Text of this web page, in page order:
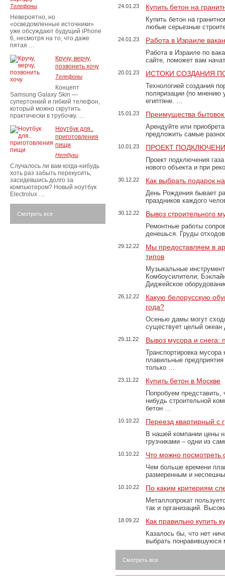
24.01.23 Купить бетон на
Купить бетон на
любые серьезные
24.01.23 Работа в Израиле
Работа в Израиле по
сайте, поможет вам
20.01.23 ИСТОКИ СОЗДАНИЯ
Технологией создания
поляризации (по
египтяне. …
15.01.23 Преимущества
Арендуйте или
предложить самые
10.01.23 ПРОЕКТ
Проект подключения
нового объекта и при
30.12.22 Как выбрать подарок
День Рождения бывает
праздников каждого
30.12.22 Вывоз строительного
Ремонтные работы
денешься. Груды
29.12.22
Мы предоставляем в
типов
Музыкальные
Комбоусилители;
Диджейское
26.12.22
Какую белорусскую
года?
Осенью дамы могут
существует целый
29.11.22 Вывоз мусора и
Транспортировка
плавильные
только …
23.11.22 Купить бетон в Москве
Попробуем представить,
нибудь строительной
бетон …
10.10.22 Переезд квартирный с
В нашей компании цены
грузчиками – одни из
10.10.22 Что можно посмотреть
Чем больше времени
размеренным и
10.10.22 По каким критериям
Металлопрокат
так и организаций.
18.09.22 Как правильно купить
Казалось бы, что нет
выбрать
Смотреть все
Телефоны
Невероятно, но
«осведомленные источники»
уже обсуждают будущий iPhone
6, несмотря на то, что даже
пятая …
Кручу, верчу,
позвонить хочу
Телефоны
Концепт
Samsung Galaxy Skin —
супертонкий и гибкий телефон,
который можно скрутить
практически в трубочку. …
Ноутбук для..
приготовления
пищи
Нетбуки
Случалось ли вам когда-нибудь
хоть раз забыть перекусить,
засидевшись долго за
компьютером? Новый ноутбук
Electrolux …
Смотреть все